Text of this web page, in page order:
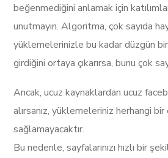
beğenmediğini anlamak için
unutmayın. Algoritma, çok sayıda
yüklemelerinizle bu kadar düzgün
girdiğini ortaya çıkarırsa, bunu çok
Ancak, ucuz kaynaklardan ucuz
alırsanız, yüklemeleriniz herhangi
sağlamayacaktır.
Bu nedenle, sayfalarınızı hızlı bir